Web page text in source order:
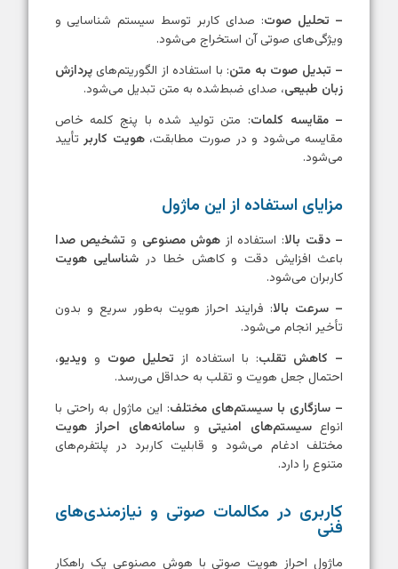
– تحلیل صوت: صدای کاربر توسط سیستم شناسایی و
ویژگی‌های صوتی آن استخراج می‌شود.
– تبدیل صوت به متن: با استفاده از الگوریتم‌هایپردازش
زبان طبیعی، صدای ضبط‌شده به متن تبدیل می‌شود.
– مقایسه کلمات: متن تولید شده با پنج کلمه خاص
مقایسه می‌شود و در صورت مطابقت،هویت کاربرتأیید
می‌شود.
مزایای استفاده از این ماژول
– دقت بالا: استفاده از هوش مصنوعی و تشخیص صدا
باعث افزایش دقت و کاهش خطا در شناسایی هویت
کاربران می‌شود.
– سرعت بالا: فرایند احراز هویت به‌طور سریع و بدون
تأخیر انجام می‌شود.
– کاهش تقلب: با استفاده از تحلیل صوت و ویدیو،
احتمال جعل هویت و تقلب به حداقل می‌رسد.
– سازگاری با سیستم‌های مختلف: این ماژول به راحتی با
انواعسیستم‌های امنیتی وسامانه‌های احراز هویت
مختلف ادغام می‌شود و قابلیت کاربرد در پلتفرم‌های
متنوع را دارد.
کاربری در مکالمات صوتی و نیازمندی‌های
فنی
ماژول احراز هویت صوتی با هوش مصنوعی یک راهکار